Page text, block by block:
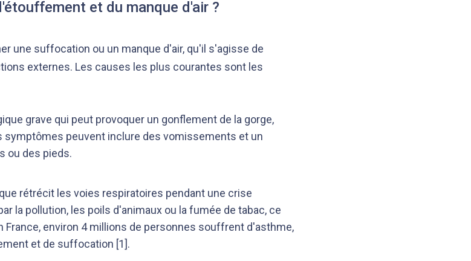
et du manque d'air ?
une suffocation ou un manque d'air, qu'il s'agisse de
externes. Les causes les plus courantes sont les
grave qui peut provoquer un gonflement de la gorge,
symptômes peuvent inclure des vomissements et un
ou des pieds.
rétrécit les voies respiratoires pendant une crise
la pollution, les poils d'animaux ou la fumée de tabac, ce
France, environ 4 millions de personnes souffrent d'asthme,
et de suffocation [1].